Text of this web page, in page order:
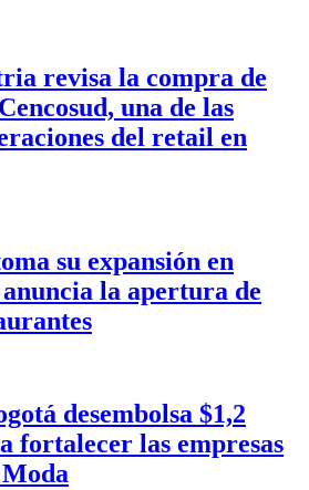
revisa la compra de
una de las
del retail en
su expansión en
la apertura de
desembolsa $1,2
fortalecer las empresas